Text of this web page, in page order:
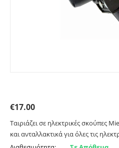
€17.00
Ταιριάζει σε ηλεκτρικές σκούπες
και ανταλλακτικά για όλες τις